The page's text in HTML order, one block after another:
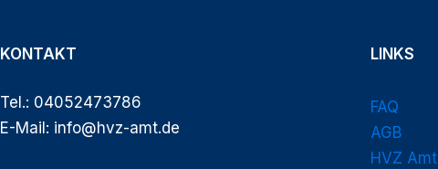
KONTAKT
Tel.: 04052473786
E-Mail: info@hvz-amt.de
LINKS
FAQ
AGB
HVZ Amt